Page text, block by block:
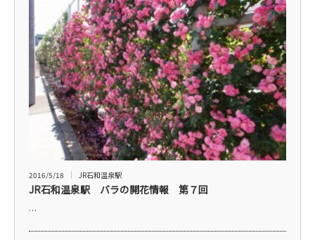
2016/5/18 JR石和温泉駅
JR石和温泉駅 バラの開花情報 第７回
…